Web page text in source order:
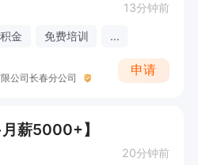
13分钟前
金 免费培训 ...
公司长春分公司
申请
薪5000+】
20分钟前